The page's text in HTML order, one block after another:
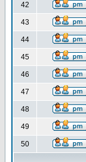
42
43
44
45
46
47
48
49
50